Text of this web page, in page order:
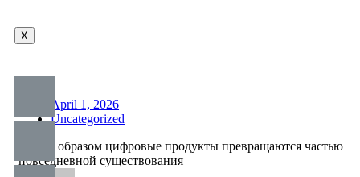
X
April 1, 2026
Uncategorized
Каким образом цифровые продукты превращаются частью
повседневной существования